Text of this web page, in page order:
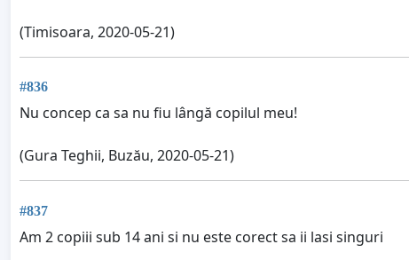
(Timisoara, 2020-05-21)
#836
Nu concep ca sa nu fiu lângă copilul meu!
(Gura Teghii, Buzău, 2020-05-21)
#837
Am 2 copiii sub 14 ani si nu este corect sa ii lasi singuri